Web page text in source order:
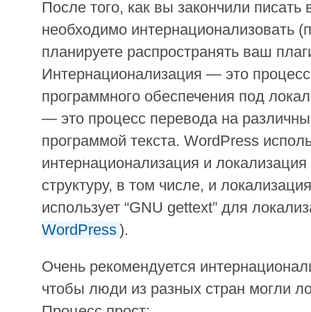
После того, как вы закончили писать
необходимо интернационализовать
планируете распространять ваш
Интернационализация — это
программного обеспечения под
— это процесс перевода на
программой текста. WordPress
интернационализация и
структуру, в том числе, и
использует “GNU gettext” для
WordPress).
Очень рекомендуется
чтобы люди из разных стран могли